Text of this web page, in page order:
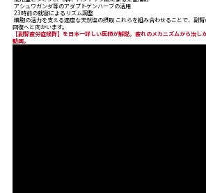
アシュワガンダ等のアダプトゲンハーブの活用
23時前の就寝によるリズム調整
細胞の活力を支える適度な天然塩の摂取 これらを組み合わせることで、副
回復へと向かいます。
【副腎疲労症候群】を日本一詳しい医師が解説。疲れのメカニズムから治
動画。